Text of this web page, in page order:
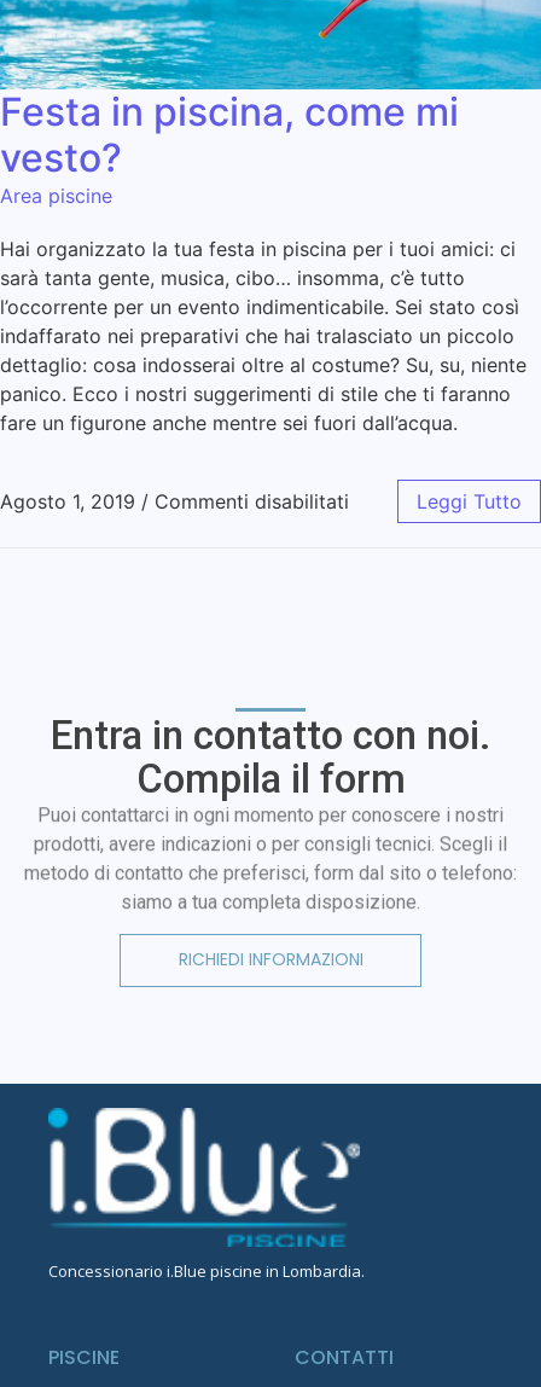
Festa in piscina, come mi
vesto?
Area piscine
Hai organizzato la tua festa in piscina per i tuoi amici: ci
sarà tanta gente, musica, cibo… insomma, c’è tutto
l’occorrente per un evento indimenticabile. Sei stato così
indaffarato nei preparativi che hai tralasciato un piccolo
dettaglio: cosa indosserai oltre al costume? Su, su, niente
panico. Ecco i nostri suggerimenti di stile che ti faranno
fare un figurone anche mentre sei fuori dall’acqua.
Agosto 1, 2019 / Commenti disabilitati Leggi Tutto
Entra in contatto con noi.
Compila il form
Puoi contattarci in ogni momento per conoscere i nostri
prodotti, avere indicazioni o per consigli tecnici. Scegli il
metodo di contatto che preferisci, form dal sito o telefono:
siamo a tua completa disposizione.
RICHIEDI INFORMAZIONI
Concessionario i.Blue piscine in Lombardia.
PISCINE CONTATTI